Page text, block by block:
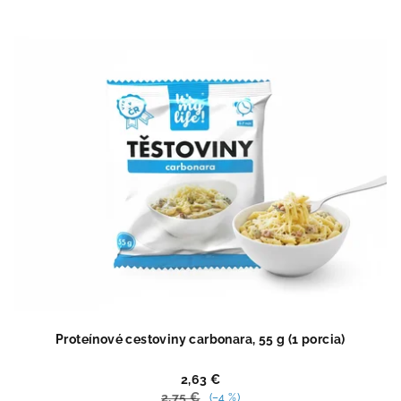
Proteínové cestoviny carbonara, 55 g (1 porcia)
2,63 €
2,75 €
(–4 %)